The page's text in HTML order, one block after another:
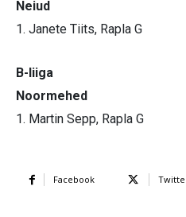
Neiud
1. Janete Tiits, Rapla G
B-liiga
Noormehed
1. Martin Sepp, Rapla G
Facebook